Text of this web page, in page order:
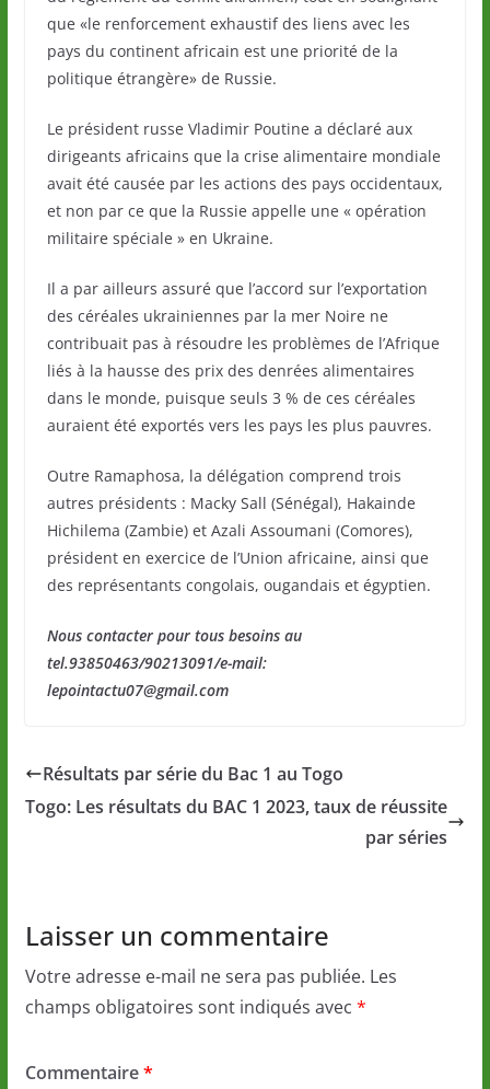
que «le renforcement exhaustif des liens avec les
pays du continent africain est une priorité de la
politique étrangère» de Russie.
Le président russe Vladimir Poutine a déclaré aux
dirigeants africains que la crise alimentaire mondiale
avait été causée par les actions des pays occidentaux,
et non par ce que la Russie appelle une « opération
militaire spéciale » en Ukraine.
Il a par ailleurs assuré que l’accord sur l’exportation
des céréales ukrainiennes par la mer Noire ne
contribuait pas à résoudre les problèmes de l’Afrique
liés à la hausse des prix des denrées alimentaires
dans le monde, puisque seuls 3 % de ces céréales
auraient été exportés vers les pays les plus pauvres.
Outre Ramaphosa, la délégation comprend trois
autres présidents : Macky Sall (Sénégal), Hakainde
Hichilema (Zambie) et Azali Assoumani (Comores),
président en exercice de l’Union africaine, ainsi que
des représentants congolais, ougandais et égyptien.
Nous contacter pour tous besoins au
tel.93850463/90213091/e-mail:
lepointactu07@gmail.com
Résultats par série du Bac 1 au Togo
Togo: Les résultats du BAC 1 2023, taux de réussite
par séries
Laisser un commentaire
Votre adresse e-mail ne sera pas publiée. Les
champs obligatoires sont indiqués avec *
Commentaire*